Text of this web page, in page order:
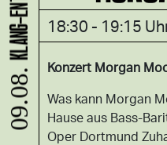
18:30 - 19:15
Konzert Morgan
Was kann Morgan
Hause aus Bass-
Oper Dortmund
09.08.